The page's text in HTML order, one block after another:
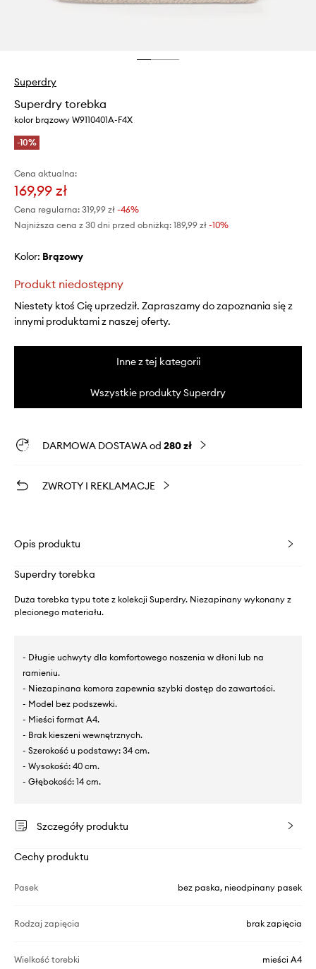
Superdry
Superdry torebka
kolor brązowy W9110401A-F4X
-10%
Cena aktualna:
169,99 zł
Cena regularna: 319,99 zł -46%
Najniższa cena z 30 dni przed obniżką: 189,99 zł -10%
Kolor: brązowy
Produkt niedostępny
Niestety ktoś Cię uprzedził. Zapraszamy do zapoznania się z
innymi produktami z naszej oferty.
Inne z tej kategorii
Wszystkie produkty Superdry
DARMOWA DOSTAWA od 280 zł
ZWROTY I REKLAMACJE
Opis produktu
Superdry torebka
Duża torebka typu tote z kolekcji Superdry. Niezapinany wykonany z
plecionego materiału.
- Długie uchwyty dla komfortowego noszenia w dłoni lub na
ramieniu.
- Niezapinana komora zapewnia szybki dostęp do zawartości.
- Model bez podszewki.
- Mieści format A4.
- Brak kieszeni wewnętrznych.
- Szerokość u podstawy: 34 cm.
- Wysokość: 40 cm.
- Głębokość: 14 cm.
Szczegóły produktu
Cechy produktu
Pasek bez paska, nieodpinany pasek
Rodzaj zapięcia brak zapięcia
Wielkość torebki mieści A4